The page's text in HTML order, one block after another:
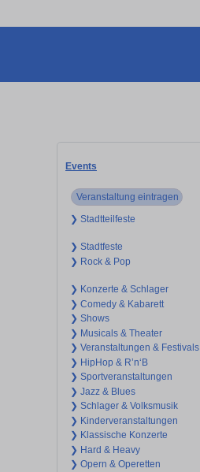
Events
Veranstaltung eintragen
❯ Stadtteilfeste
❯ Stadtfeste
❯ Rock & Pop
❯ Konzerte & Schlager
❯ Comedy & Kabarett
❯ Shows
❯ Musicals & Theater
❯ Veranstaltungen & Festivals
❯ HipHop & R’n‘B
❯ Sportveranstaltungen
❯ Jazz & Blues
❯ Schlager & Volksmusik
❯ Kinderveranstaltungen
❯ Klassische Konzerte
❯ Hard & Heavy
❯ Opern & Operetten